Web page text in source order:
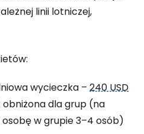
linii lotniczej,
wycieczka – 240 USD
obniżona dla grup (na
osobę w grupie 3–4 osób)